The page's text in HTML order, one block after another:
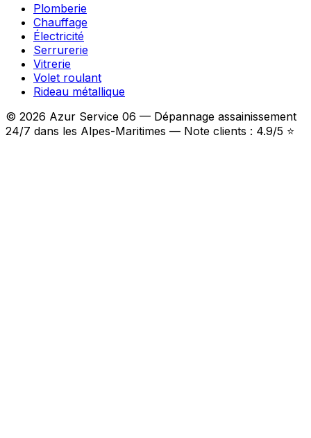
Plomberie
Chauffage
Électricité
Serrurerie
Vitrerie
Volet roulant
Rideau métallique
© 2026 Azur Service 06 — Dépannage assainissement
24/7 dans les Alpes-Maritimes — Note clients : 4.9/5 ⭐